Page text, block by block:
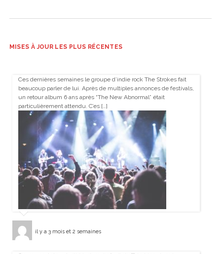
MISES À JOUR LES PLUS RÉCENTES
Ces dernières semaines le groupe d’indie rock The Strokes fait
beaucoup parler de lui. Après de multiples annonces de festivals,
un retour album 6 ans après “The New Abnormal” était
particulièrement attendu. C’es […]
il y a 3 mois et 2 semaines